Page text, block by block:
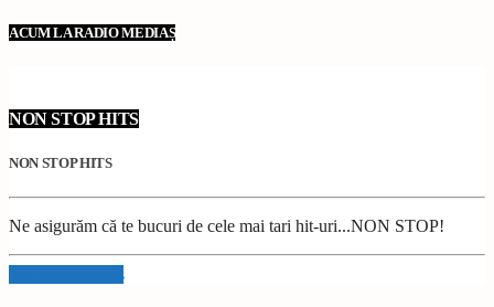
ACUM LA RADIO MEDIAȘ
NON STOP HITS
NON STOP HITS
Ne asigurăm că te bucuri de cele mai tari hit-uri...NON STOP!
Info and episodes